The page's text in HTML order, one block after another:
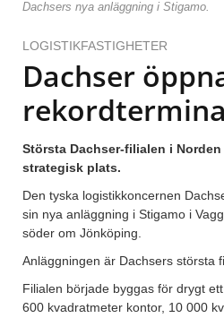
Dachsers nya anläggning i Stigamo.
LOGISTIKFASTIGHETER
Dachser
Största Dachser-filialen i
strategisk plats.
Den tyska logistikkoncernen
sin nya anläggning i Stigamo i
söder om Jönköping.
Anläggningen är Dachsers största
Filialen började byggas för drygt
600 kvadratmeter kontor, 10 000